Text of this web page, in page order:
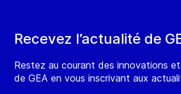
Recevez l’actualité de
Restez au courant des innovations
de GEA en vous inscrivant aux